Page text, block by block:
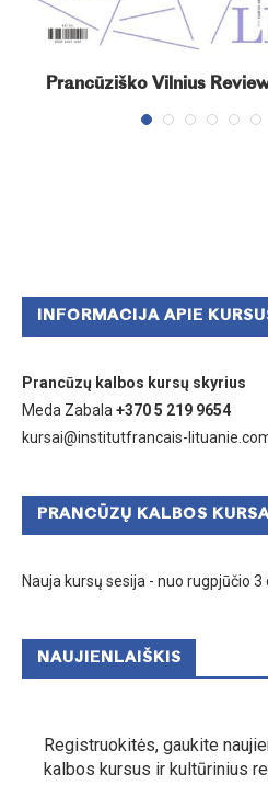
Prancūziško Vilnius
INFORMACIJA APIE
Prancūzų kalbos kursų skyrius
Meda Zabala+370 5 219 9654
kursai@institutfrancais-
PRANCŪZŲ KALBOS
Nauja kursų sesija - nuo rugpjūčio 3
NAUJIENLAIŠKIS
Registruokitės, gaukite
kalbos kursus ir kultūrinius